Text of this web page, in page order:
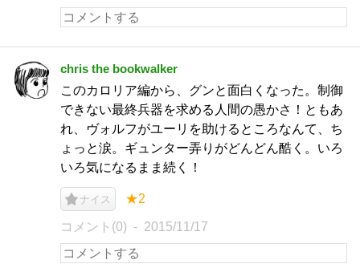
chris the bookwalker
このカロリア編から、グンと面白くなった。制御
できない最終兵器を求める人間の愚かさ！ともあ
れ、ヴォルフがユーリを助けるところなんて、ち
ょっと涙。ギュンター弄りがどんどん酷く。いろ
いろ気になるまま続く！
ナイス ★2
コメント(0) 2015/11/17